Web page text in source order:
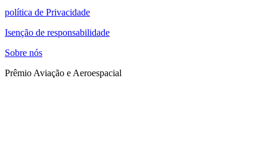
política de Privacidade
Isenção de responsabilidade
Sobre nós
Prêmio Aviação e Aeroespacial